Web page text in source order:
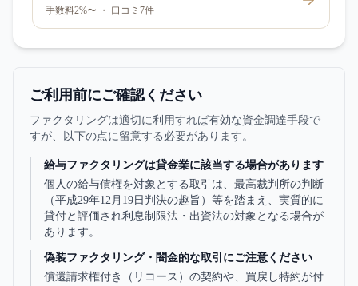
手数料2%〜 ・ 口コミ7件
ご利用前にご確認ください
ファクタリングは適切に利用すれば有効な資金調達手段で
すが、以下の点に留意する必要があります。
給与ファクタリングは貸金業に該当する場合があります
個人の給与債権を対象とする取引は、最高裁判所の判断
（平成29年12月19日判決の趣旨）等を踏まえ、実質的に
貸付と評価され利息制限法・出資法の対象となる場合が
あります。
偽装ファクタリング・闇金的な取引にご注意ください
償還請求権付き（リコース）の契約や、買戻し特約が付